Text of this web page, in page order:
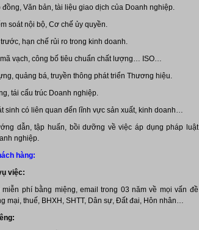
Văn bản, tài liệu giao dịch của Doanh nghiệp.
soát nội bộ, Cơ chế ủy quyền.
hạn chế rủi ro trong kinh doanh.
vạch, công bố tiêu chuẩn chất lượng… ISO…
quảng bá, truyền thông phát triển Thương hiệu.
tái cấu trúc Doanh nghiệp.
sinh có liên quan đến lĩnh vực sản xuất, kinh doanh…
dẫn, tập huấn, bồi dưỡng về việc áp dụng pháp luật
nghiệp.
hàng:
việc:
phí bằng miệng, email trong 03 năm về mọi vấn đề
mại, thuế, BHXH, SHTT, Dân sự, Đất đai, Hôn nhân…